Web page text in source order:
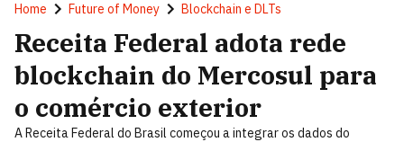
Home Future of Money Blockchain e DLTs
Receita Federal adota rede
blockchain do Mercosul para
o comércio exterior
A Receita Federal do Brasil começou a integrar os dados do